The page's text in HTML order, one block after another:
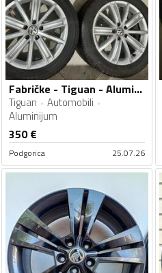
Fabričke - Tiguan - Aluminijum felne
Tiguan
Automobili
Aluminijum
350€
Podgorica 25.07.26